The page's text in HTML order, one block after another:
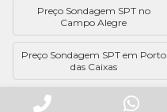
Preço Sondagem SPT no
Campo Alegre
Preço Sondagem SPT em Porto
das Caixas